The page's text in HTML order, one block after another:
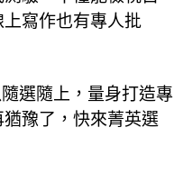
寫作也有專人批
選隨上，量身打造專
豫了，快來菁英選